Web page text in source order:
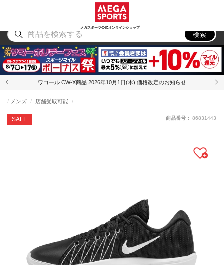
メガスポーツ公式オンラインショップ
アウトドア
検索
ワコール CW-X商品 2026年10月1日(木) 価格改定のお知らせ
SALE
メンズ 店舗受取可能
商品番号： 86831443